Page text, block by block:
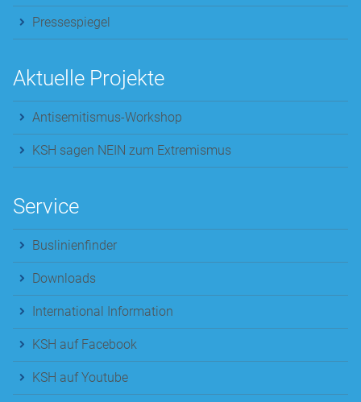
Pressespiegel
Aktuelle Projekte
Antisemitismus-Workshop
KSH sagen NEIN zum Extremismus
Service
Buslinienfinder
Downloads
International Information
KSH auf Facebook
KSH auf Youtube